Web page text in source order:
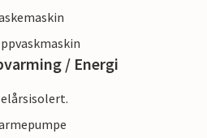
/ Energi